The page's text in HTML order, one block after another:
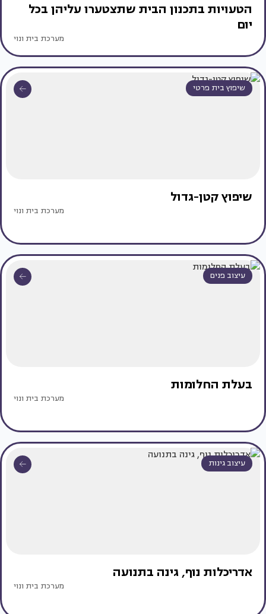
הטעויות בתכנון הבית שתצטערו עליהן בכל
יום
מערכת בית ונוי
שיפוץ בית פרטי
שיפוץ קטן-גדול
מערכת בית ונוי
עיצוב פנים
בעלת החלומות
מערכת בית ונוי
עיצוב גינות
אדריכלות נוף, גינה בתנועה
מערכת בית ונוי